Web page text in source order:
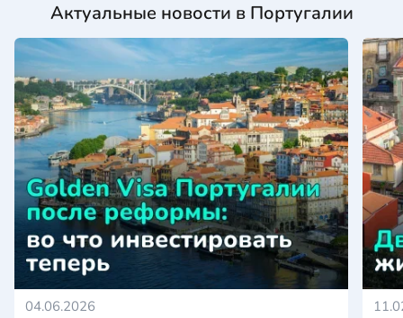
Актуальные новости в Португалии
04.06.2026